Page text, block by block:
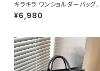
キラキラ ワンショルダーバッグ
パテントバッグ レディース バッグ
光沢感 コンパクト エレガント カ
¥6,980